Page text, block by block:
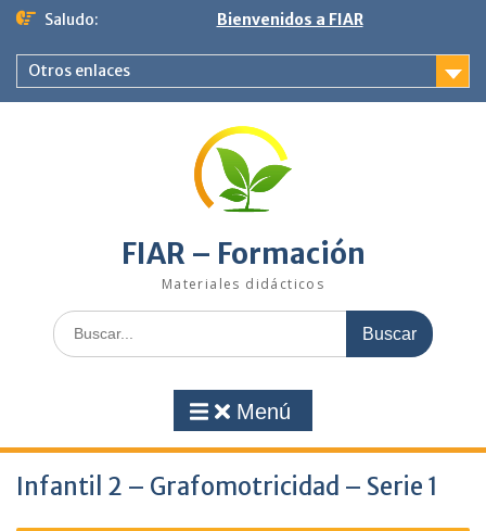
Saltar
contenido
Saludo: Bienvenidos a FIAR
Otros enlaces
FIAR – Formación
Materiales didácticos
Buscar:
Menú
Infantil 2 – Grafomotricidad – Serie 1